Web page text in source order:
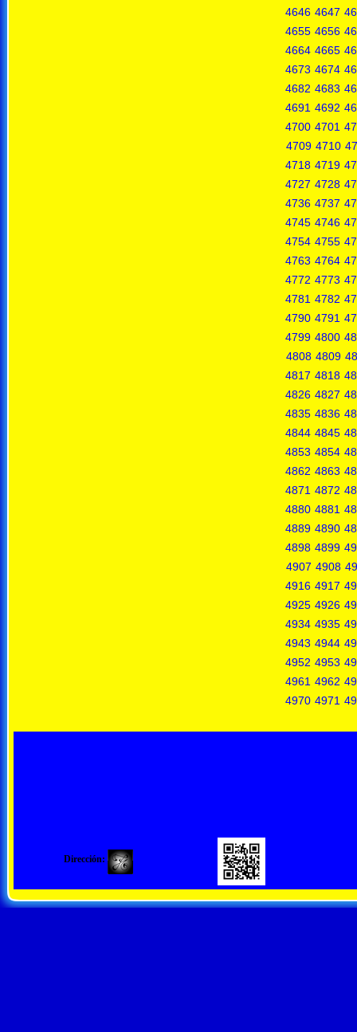
4646 4647
4655 4656
4664 4665
4673 4674
4682 4683
4691 4692
4700 4701
4709 4710
4718 4719
4727 4728
4736 4737
4745 4746
4754 4755
4763 4764
4772 4773
4781 4782
4790 4791
4799 4800
4808 4809
4817 4818
4826 4827
4835 4836
4844 4845
4853 4854
4862 4863
4871 4872
4880 4881
4889 4890
4898 4899
4907 4908
4916 4917
4925 4926
4934 4935
4943 4944
4952 4953
4961 4962
4970 4971
Dirección: